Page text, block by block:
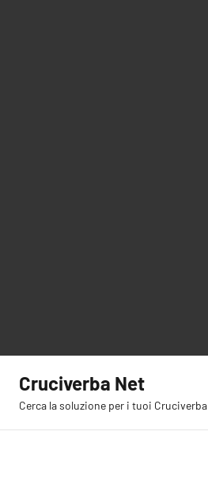
contenuto
Cruciverba Net
Cerca la soluzione per i tuoi Cruciverba